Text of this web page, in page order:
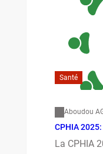
Santé
Aboudou
CPHIA
La CPHIA